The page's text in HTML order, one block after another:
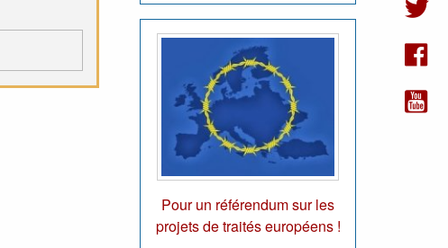
Pour un référendum sur les
projets de traités européens !